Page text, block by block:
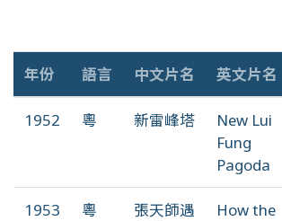
年份 語言 中文片名 英文片名
1952 粵 新雷峰塔
New Lui
Fung
Pagoda
1953 粵
張天師遇
How the